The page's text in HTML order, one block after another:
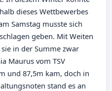
dieses Wettbewerbes
Samstag musste sich
geben. Mit Weiten
in der Summe zwar
Maurus vom TSV
und 87,5m kam, doch in
stand es an